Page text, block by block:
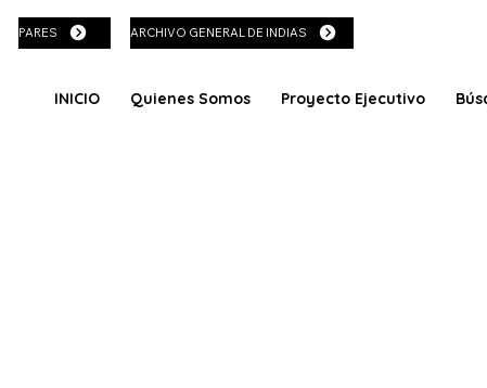
PARES ARCHIVO GENERAL DE INDIAS
INICIO Quienes Somos Proyecto Ejecutivo